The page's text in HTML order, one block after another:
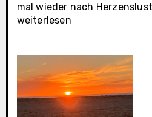
mal wieder nach
weiterlesen